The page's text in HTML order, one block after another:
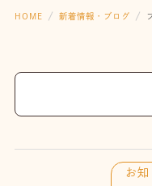
HOME 新着情報・ブログ
お知